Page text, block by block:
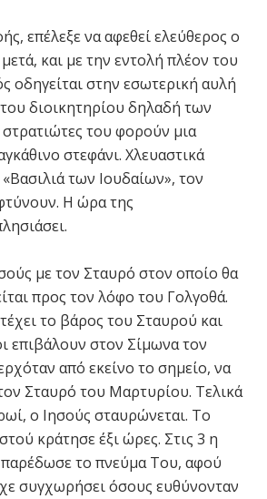
επέλεξε να αφεθεί ελεύθερος ο
και με την εντολή πλέον του
οδηγείται στην εσωτερική αυλή
διοικητηρίου δηλαδή των
του φορούν μια
στεφάνι. Χλευαστικά
των Ιουδαίων», τον
Η ώρα της
με τον Σταυρό στον οποίο θα
προς τον λόφο του Γολγοθά.
το βάρος του Σταυρού και
επιβάλουν στον Σίμωνα τον
από εκείνο το σημείο, να
Σταυρό του Μαρτυρίου. Τελικά
ο Ιησούς σταυρώνεται. Το
κράτησε έξι ώρες. Στις 3 η
το πνεύμα Του, αφού
συγχωρήσει όσους ευθύνονταν